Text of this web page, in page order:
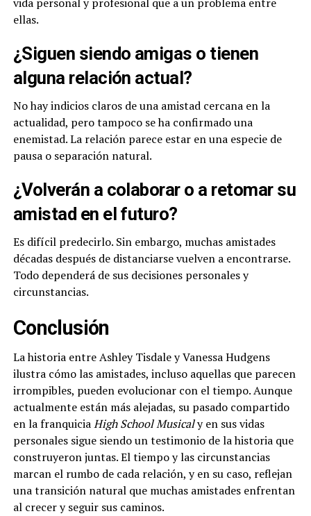
vida personal y profesional que a un problema entre
ellas.
¿Siguen siendo amigas o tienen
alguna relación actual?
No hay indicios claros de una amistad cercana en la
actualidad, pero tampoco se ha confirmado una
enemistad. La relación parece estar en una especie de
pausa o separación natural.
¿Volverán a colaborar o a retomar su
amistad en el futuro?
Es difícil predecirlo. Sin embargo, muchas amistades
décadas después de distanciarse vuelven a encontrarse.
Todo dependerá de sus decisiones personales y
circunstancias.
Conclusión
La historia entre Ashley Tisdale y Vanessa Hudgens
ilustra cómo las amistades, incluso aquellas que parecen
irrompibles, pueden evolucionar con el tiempo. Aunque
actualmente están más alejadas, su pasado compartido
en la franquiciaHigh School Musicaly en sus vidas
personales sigue siendo un testimonio de la historia que
construyeron juntas. El tiempo y las circunstancias
marcan el rumbo de cada relación, y en su caso, reflejan
una transición natural que muchas amistades enfrentan
al crecer y seguir sus caminos.